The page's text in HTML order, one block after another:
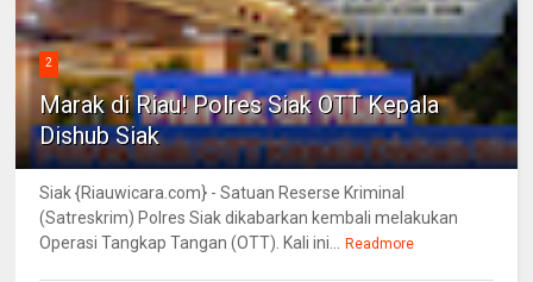
2
Marak di Riau! Polres Siak OTT Kepala
Dishub Siak
Siak {Riauwicara.com} - Satuan Reserse Kriminal
(Satreskrim) Polres Siak dikabarkan kembali melakukan
Operasi Tangkap Tangan (OTT). Kali ini... Readmore